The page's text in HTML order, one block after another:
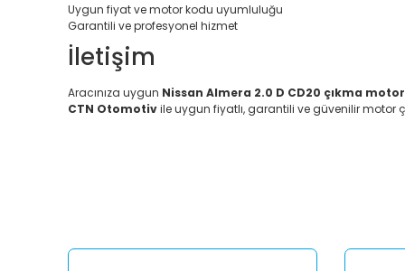
Uygun fiyat ve motor kodu uyumluluğu
Garantili ve profesyonel hizmet
İletişim
Aracınıza uygun Nissan Almera 2.0 D CD20 çıkma motor
CTN Otomotivile uygun fiyatlı, garantili ve güvenilir motor
Ürün bilgilerinde hatalar bulunuyor.